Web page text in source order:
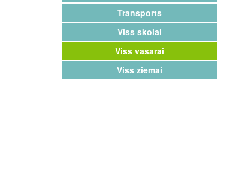
Transports
Viss skolai
Viss vasarai
Viss ziemai